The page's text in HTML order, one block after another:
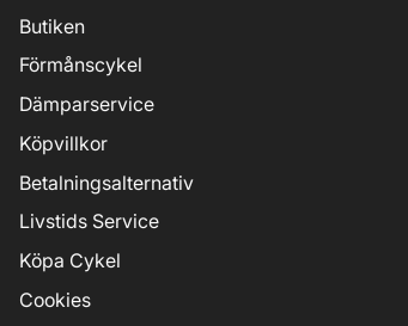
Butiken
Förmånscykel
Dämparservice
Köpvillkor
Betalningsalternativ
Livstids Service
Köpa Cykel
Cookies